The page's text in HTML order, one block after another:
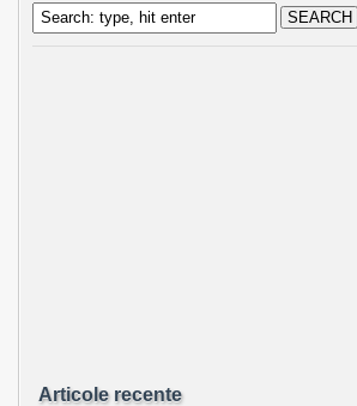
Articole recente